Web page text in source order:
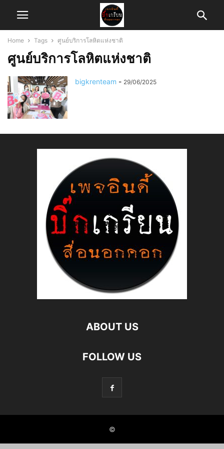
Home Tags ศูนย์บริการโลหิตแห่งชาติ
ศูนย์บริการโลหิตแห่งชาติ
bigkrenteam - 29/06/2025
ABOUT US
FOLLOW US
©